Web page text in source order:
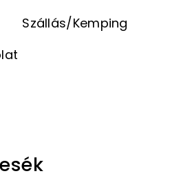
Szállás/Kemping